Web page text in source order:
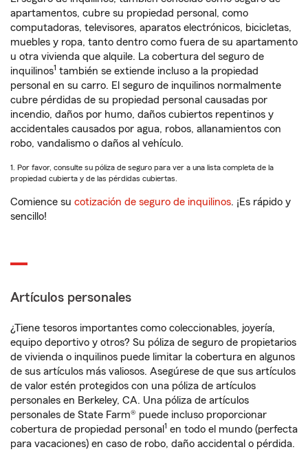
apartamentos, cubre su propiedad personal, como
computadoras, televisores, aparatos electrónicos, bicicletas,
muebles y ropa, tanto dentro como fuera de su apartamento
u otra vivienda que alquile. La cobertura del seguro de
inquilinos1 también se extiende incluso a la propiedad
personal en su carro. El seguro de inquilinos normalmente
cubre pérdidas de su propiedad personal causadas por
incendio, daños por humo, daños cubiertos repentinos y
accidentales causados por agua, robos, allanamientos con
robo, vandalismo o daños al vehículo.
1. Por favor, consulte su póliza de seguro para ver a una lista completa de la
propiedad cubierta y de las pérdidas cubiertas.
Comience su cotización de seguro de inquilinos. ¡Es rápido y
sencillo!
Artículos personales
¿Tiene tesoros importantes como coleccionables, joyería,
equipo deportivo y otros? Su póliza de seguro de propietarios
de vivienda o inquilinos puede limitar la cobertura en algunos
de sus artículos más valiosos. Asegúrese de que sus artículos
de valor estén protegidos con una póliza de artículos
personales en Berkeley, CA. Una póliza de artículos
personales de State Farm® puede incluso proporcionar
cobertura de propiedad personal 1 en todo el mundo (perfecta
para vacaciones) en caso de robo, daño accidental o pérdida.